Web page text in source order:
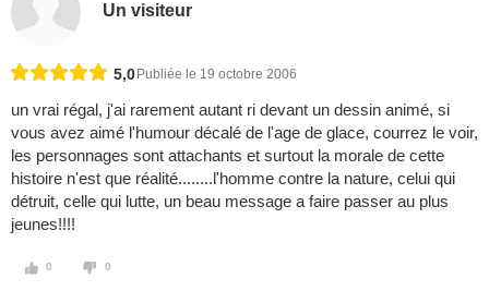
Un visiteur
5,0 Publiée le 19 octobre 2006
un vrai régal, j'ai rarement autant ri devant un dessin animé, si
vous avez aimé l'humour décalé de l'age de glace, courrez le voir,
les personnages sont attachants et surtout la morale de cette
histoire n'est que réalité........l'homme contre la nature, celui qui
détruit, celle qui lutte, un beau message a faire passer au plus
jeunes!!!!
0 0